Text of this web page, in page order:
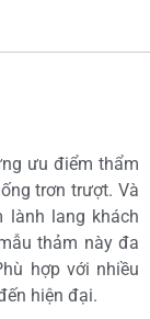
ưu điểm thẩm
trơn trượt. Và
lành lang khách
thảm này đa
hợp với nhiều
hiện đại.